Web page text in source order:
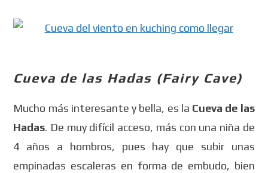
Cueva de las Hadas (Fairy Cave)
Mucho más interesante y bella, es la Cueva de las
Hadas. De muy difícil acceso, más con una niña de
4 años a hombros, pues hay que subir unas
empinadas escaleras en forma de embudo, bien